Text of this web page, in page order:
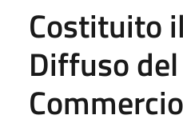
Costituito
Diffuso del